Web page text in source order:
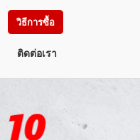
วิธีการซื้อ
ติดต่อเรา